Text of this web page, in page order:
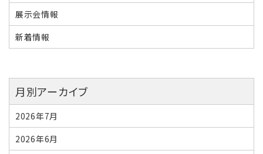
展示会情報
新着情報
月別アーカイブ
2026年7月
2026年6月